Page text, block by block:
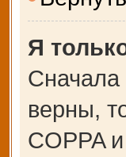
Я
Сначала
верны,
COPPA